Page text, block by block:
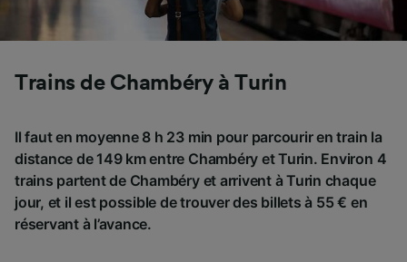
Trains de Chambéry à Turin
Il faut en moyenne 8 h 23 min pour parcourir en train la
distance de 149 km entre Chambéry et Turin. Environ 4
trains partent de Chambéry et arrivent à Turin chaque
jour, et il est possible de trouver des billets à 55 € en
réservant à l’avance.